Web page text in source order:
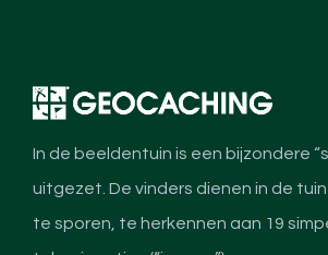
In de beeldentuin is een bijzondere
uitgezet. De vinders dienen in de
te sporen, te herkennen aan 19